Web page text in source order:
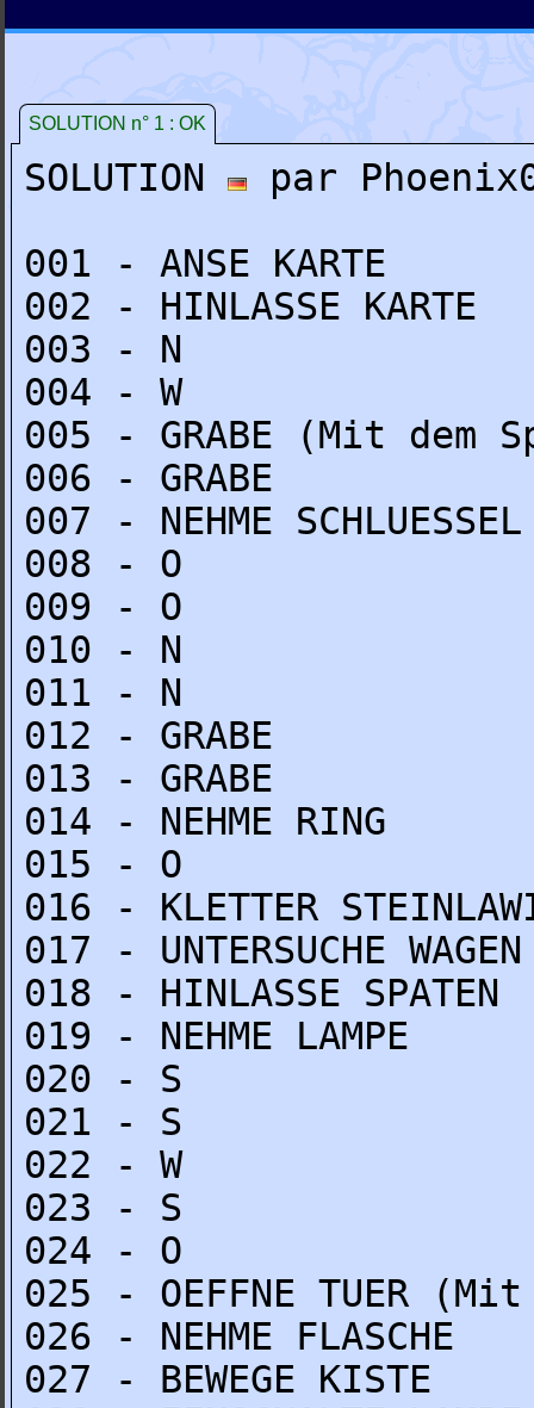
SOLUTION n° 1 : OK
SOLUTION
par
001 - ANSE KARTE
002 - HINLASSE KARTE
003 - N
004 - W
005 - GRABE (Mit dem
006 - GRABE
007 - NEHME SCHLUESSEL
008 - O
009 - O
010 - N
011 - N
012 - GRABE
013 - GRABE
014 - NEHME RING
015 - O
016 - KLETTER
017 - UNTERSUCHE WAGEN
018 - HINLASSE SPATEN
019 - NEHME LAMPE
020 - S
021 - S
022 - W
023 - S
024 - O
025 - OEFFNE TUER
026 - NEHME FLASCHE
027 - BEWEGE KISTE